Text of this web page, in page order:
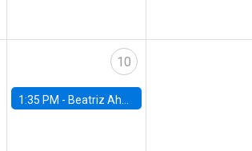
10
1:35 PM - Beatriz Ahumada, PhD candidate, Universidad de Pittsburgh